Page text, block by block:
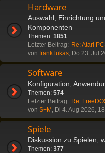
Hardware
Auswahl, Einrichtung
Komponenten
Themen: 1851
Letzter Beitrag: Re: Atari
von frank.lukas, Do 23. Jul
Software
Konfiguration,
Themen: 574
Letzter Beitrag: Re:
von S+M , Di 4. Aug 2026,
Spiele
Diskussion zu Spielen,
Themen: 377